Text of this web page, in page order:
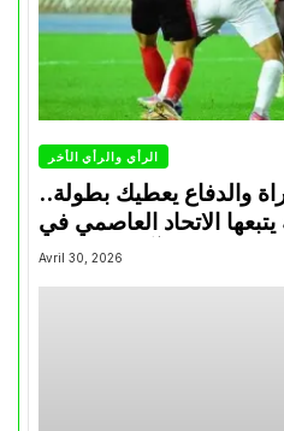
الرأي والرأي الأخر
والدفاع يعطيك بطولة..
يتبعها الاتحاد العاصمي في
تتويجاته آخر السنوات
Avril 30, 2026